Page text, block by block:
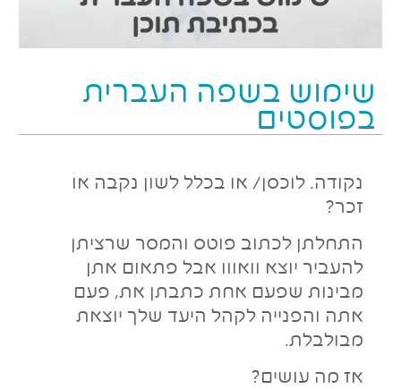
שימוש בשפה העברית
בפוסטים
נקודה. לוכסן/ או בכלל לשון נקבה או
זכר?
התחלתן לכתוב פוטס והמסר שרציתן
להעביר יוצא וואווו אבל פתאום אתן
מבינות שפעם אחת כתבתן את, פעם
אתה והפנייה לקהל היעד שלך יוצאת
מבולבלת.
אז מה עושים?